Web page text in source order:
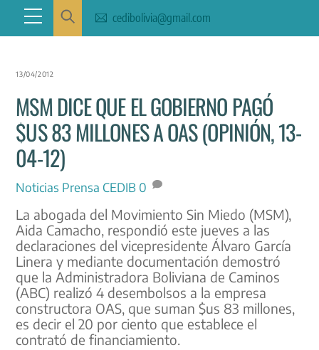
content
Menu cedibolivia@gmail.com
13/04/2012
MSM DICE QUE EL GOBIERNO PAGÓ
$US 83 MILLONES A OAS (OPINIÓN, 13-
04-12)
Noticias Prensa CEDIB 0
La abogada del Movimiento Sin Miedo (MSM),
Aida Camacho, respondió este jueves a las
declaraciones del vicepresidente Álvaro García
Linera y mediante documentación demostró
que la Administradora Boliviana de Caminos
(ABC) realizó 4 desembolsos a la empresa
constructora OAS, que suman $us 83 millones,
es decir el 20 por ciento que establece el
contrató de financiamiento.